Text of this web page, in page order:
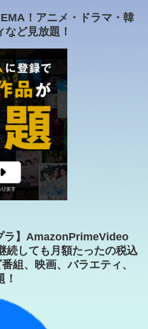
！アニメ・ドラマ・韓
ど見放題！
ラ】AmazonPrimeVideo
続しても月額たったの税込
組、映画、バラエティ、